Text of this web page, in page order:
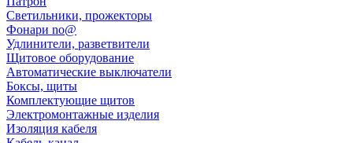
Светильники, прожекторы
Фонари no@
Удлинители, разветвители
Щитовое оборудование
Автоматические выключатели
Боксы, щиты
Комплектующие щитов
Электромонтажные изделия
Изоляция кабеля